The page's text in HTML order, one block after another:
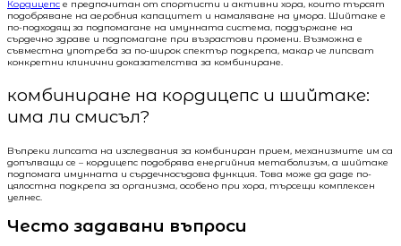
Кордицепс е предпочитан от спортисти и активни хора, които търсят
подобряване на аеробния капацитет и намаляване на умора. Шийтаке е
по-подходящ за подпомагане на имунната система, поддържане на
сърдечно здраве и подпомагане при възрастови промени. Възможна е
съвместна употреба за по-широк спектър подкрепа, макар че липсват
конкретни клинични доказателства за комбиниране.
комбиниране на кордицепс и шийтаке:
има ли смисъл?
Въпреки липсата на изследвания за комбиниран прием, механизмите им са
допълващи се – кордицепс подобрява енергийния метаболизъм, а шийтаке
подпомага имунната и сърдечносъдова функция. Това може да даде по-
цялостна подкрепа за организма, особено при хора, търсещи комплексен
уелнес.
Често задавани въпроси